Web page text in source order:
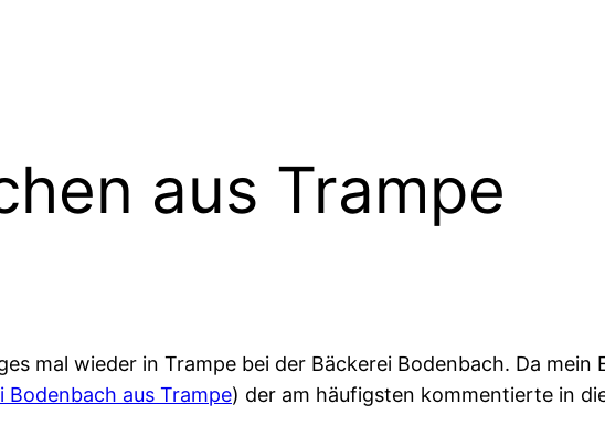
aus Trampe
mal wieder in Trampe bei der Bäckerei Bodenbach. Da
Bodenbach aus Trampe) der am häufigsten kommentierte in